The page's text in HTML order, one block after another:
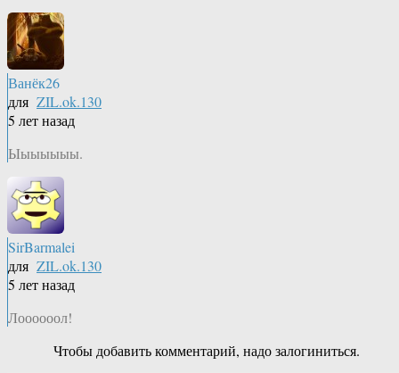
Ванёк26
для ZIL.ok.130
5 лет назад
Ыыыыыыы.
SirBarmalei
для ZIL.ok.130
5 лет назад
Лоооооол!
Чтобы добавить комментарий, надо залогиниться.